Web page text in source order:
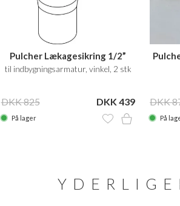
Pulcher Lækagesikring 1/2”
til indbygningsarmatur, vinkel, 2 stk
DKK 825 DKK 439
På lager
DKK
På